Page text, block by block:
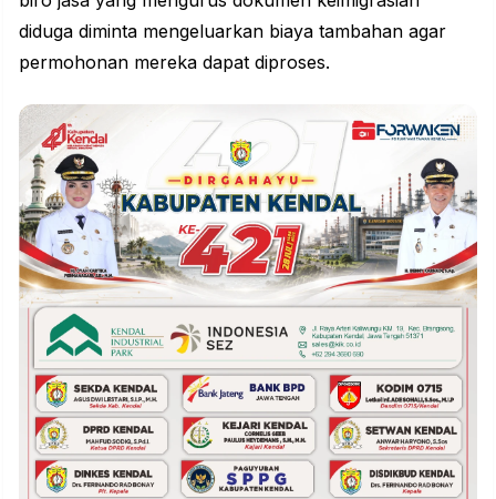
diduga diminta mengeluarkan biaya tambahan agar
permohonan mereka dapat diproses.